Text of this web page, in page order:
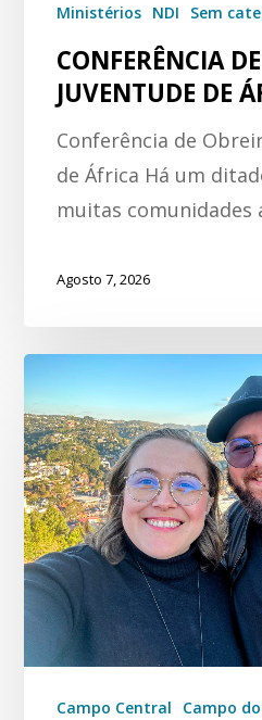
Ministérios NDI Sem
CONFERÊNCIA
JUVENTUDE DE
Conferência de
de África Há um
muitas comunidades
Agosto 7, 2026
Campo Central
Campo